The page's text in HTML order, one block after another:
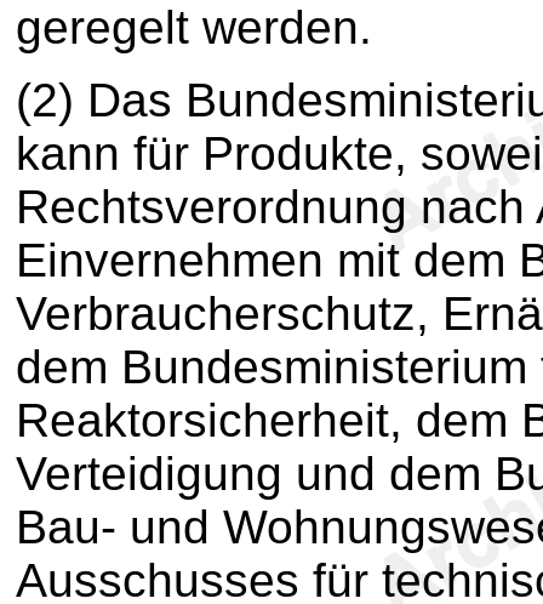
geregelt werden.
(2) Das
kann für Produkte,
Rechtsverordnung
Einvernehmen mit dem
Verbraucherschutz,
dem
Reaktorsicherheit, dem
Verteidigung und dem
Bau- und
Ausschusses für